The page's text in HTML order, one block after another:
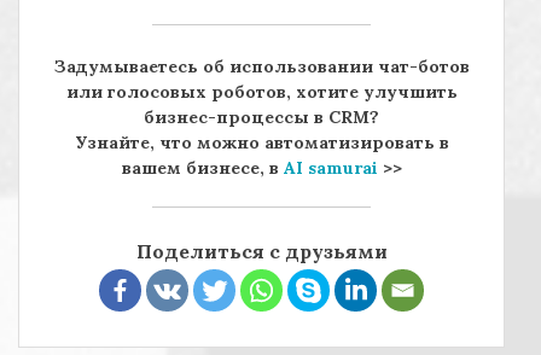
Задумываетесь об использовании чат-ботов
или голосовых роботов, хотите улучшить
бизнес-процессы в CRM?
Узнайте, что можно автоматизировать в
вашем бизнесе, в AI samurai >>
Поделиться с друзьями